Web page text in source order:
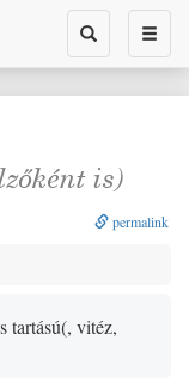
Toggle
search
is)
permalink
tartású(, vitéz,